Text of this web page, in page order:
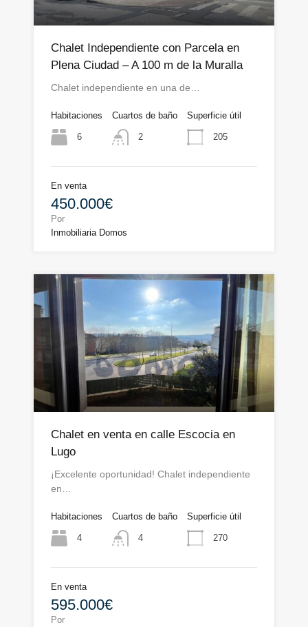
Chalet Independiente con Parcela en
Plena Ciudad – A 100 m de la Muralla
Chalet independiente en una de…
Habitaciones
6
Cuartos de baño
2
Superficie útil
205
En venta
450.000€
Por
Inmobiliaria Domos
Chalet en venta en calle Escocia en
Lugo
¡Excelente oportunidad! Chalet independiente
en…
Habitaciones
4
Cuartos de baño
4
Superficie útil
270
En venta
595.000€
Por